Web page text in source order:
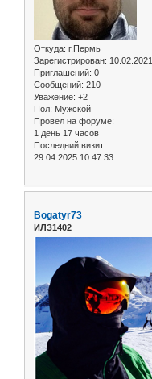
Откуда: г.Пермь
Зарегистрирован: 10.02.2021
Приглашений: 0
Сообщений: 210
Уважение: +2
Пол: Мужской
Провел на форуме:
1 день 17 часов
Последний визит:
29.04.2025 10:47:33
Bogatyr73
ИЛЗ1402